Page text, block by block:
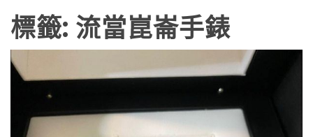
標籤: 流當崑崙手錶